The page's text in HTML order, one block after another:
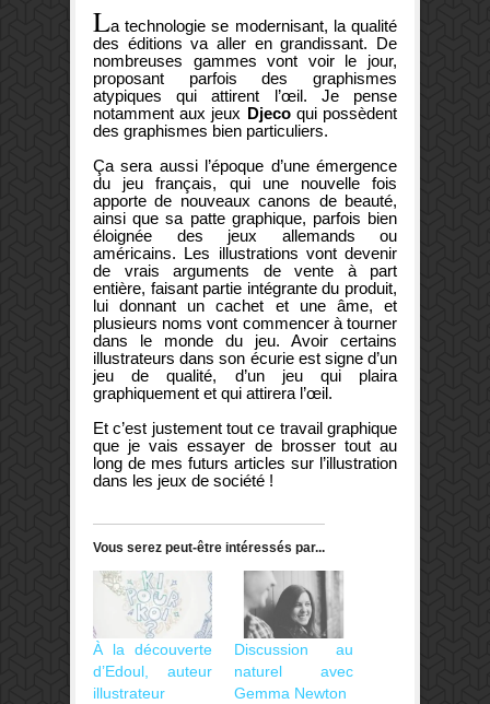
La technologie se modernisant, la qualité
des éditions va aller en grandissant. De
nombreuses gammes vont voir le jour,
proposant parfois des graphismes
atypiques qui attirent l’œil. Je pense
notamment aux jeux Djeco qui possèdent
des graphismes bien particuliers.
Ça sera aussi l’époque d’une émergence
du jeu français, qui une nouvelle fois
apporte de nouveaux canons de beauté,
ainsi que sa patte graphique, parfois bien
éloignée des jeux allemands ou
américains. Les illustrations vont devenir
de vrais arguments de vente à part
entière, faisant partie intégrante du produit,
lui donnant un cachet et une âme, et
plusieurs noms vont commencer à tourner
dans le monde du jeu. Avoir certains
illustrateurs dans son écurie est signe d’un
jeu de qualité, d’un jeu qui plaira
graphiquement et qui attirera l’œil.
Et c’est justement tout ce travail graphique
que je vais essayer de brosser tout au
long de mes futurs articles sur l’illustration
dans les jeux de société !
Vous serez peut-être intéressés par...
À la découverte
d’Edoul, auteur
illustrateur
Discussion au
naturel avec
Gemma Newton